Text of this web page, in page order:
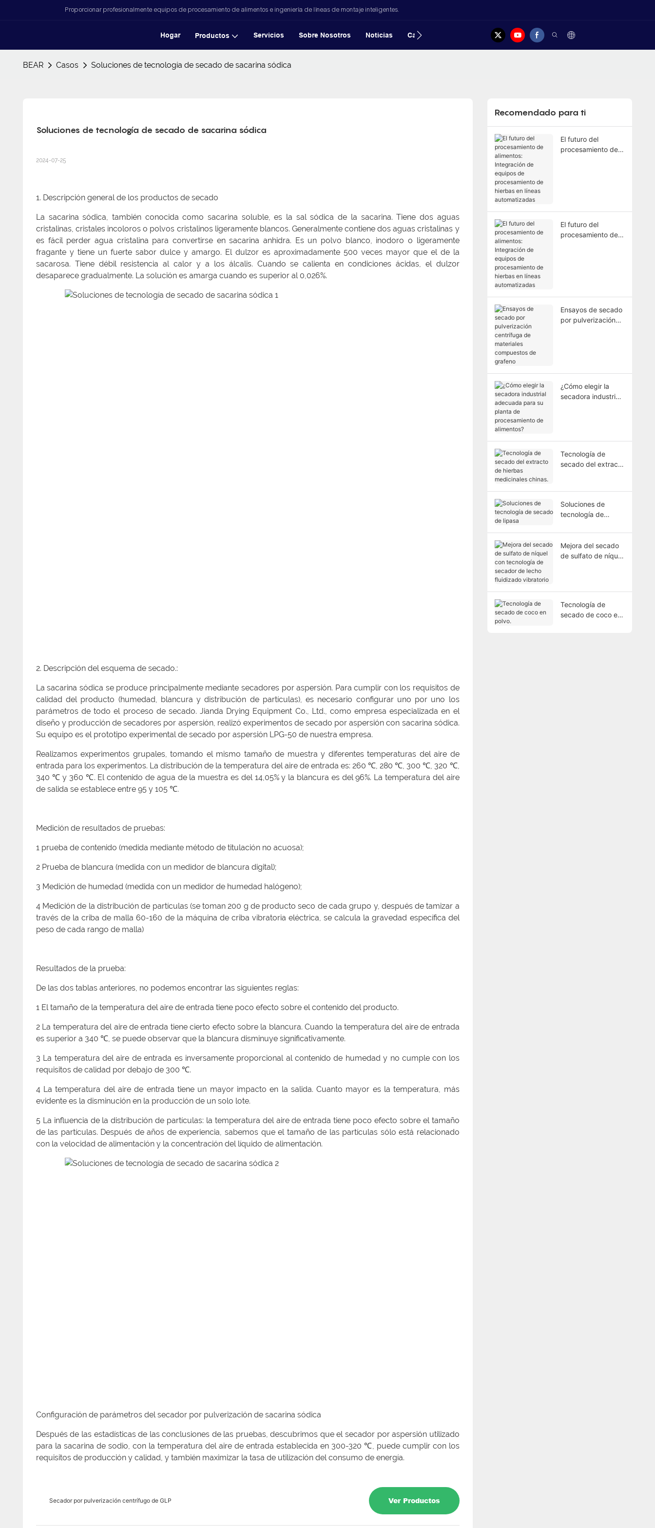
Proporcionar profesionalmente equipos de procesamiento de alimentos e ingeniería de líneas de montaje inteligentes.
Hogar Productos Servicios Sobre Nosotros Noticias Casos
BEAR Casos Soluciones de tecnología de secado de sacarina sódica
Soluciones de tecnología de secado de sacarina sódica
2024-07-25
1. Descripción general de los productos de secado
La sacarina sódica, también conocida como sacarina soluble, es la sal sódica de la sacarina. Tiene dos aguas
cristalinas, cristales incoloros o polvos cristalinos ligeramente blancos. Generalmente contiene dos aguas cristalinas y
es fácil perder agua cristalina para convertirse en sacarina anhidra. Es un polvo blanco, inodoro o ligeramente
fragante y tiene un fuerte sabor dulce y amargo. El dulzor es aproximadamente 500 veces mayor que el de la
sacarosa. Tiene débil resistencia al calor y a los álcalis. Cuando se calienta en condiciones ácidas, el dulzor
desaparece gradualmente. La solución es amarga cuando es superior al 0,026%.
2. Descripción del esquema de secado.:
La sacarina sódica se produce principalmente mediante secadores por aspersión. Para cumplir con los requisitos de
calidad del producto (humedad, blancura y distribución de partículas), es necesario configurar uno por uno los
parámetros de todo el proceso de secado. Jianda Drying Equipment Co., Ltd., como empresa especializada en el
diseño y producción de secadores por aspersión, realizó experimentos de secado por aspersión con sacarina sódica.
Su equipo es el prototipo experimental de secado por aspersión LPG-50 de nuestra empresa.
Realizamos experimentos grupales, tomando el mismo tamaño de muestra y diferentes temperaturas del aire de
entrada para los experimentos. La distribución de la temperatura del aire de entrada es: 260 ℃, 280 ℃, 300 ℃, 320 ℃,
340 ℃ y 360 ℃. El contenido de agua de la muestra es del 14,05% y la blancura es del 96%. La temperatura del aire
de salida se establece entre 95 y 105 ℃.
Medición de resultados de pruebas:
1 prueba de contenido (medida mediante método de titulación no acuosa);
2 Prueba de blancura (medida con un medidor de blancura digital);
3 Medición de humedad (medida con un medidor de humedad halógeno);
4 Medición de la distribución de partículas (se toman 200 g de producto seco de cada grupo y, después de tamizar a
través de la criba de malla 60-160 de la máquina de criba vibratoria eléctrica, se calcula la gravedad específica del
peso de cada rango de malla)
Resultados de la prueba:
De las dos tablas anteriores, no podemos encontrar las siguientes reglas:
1 El tamaño de la temperatura del aire de entrada tiene poco efecto sobre el contenido del producto.
2 La temperatura del aire de entrada tiene cierto efecto sobre la blancura. Cuando la temperatura del aire de entrada
es superior a 340 ℃, se puede observar que la blancura disminuye significativamente.
3 La temperatura del aire de entrada es inversamente proporcional al contenido de humedad y no cumple con los
requisitos de calidad por debajo de 300 ℃.
4 La temperatura del aire de entrada tiene un mayor impacto en la salida. Cuanto mayor es la temperatura, más
evidente es la disminución en la producción de un solo lote.
5 La influencia de la distribución de partículas: la temperatura del aire de entrada tiene poco efecto sobre el tamaño
de las partículas. Después de años de experiencia, sabemos que el tamaño de las partículas sólo está relacionado
con la velocidad de alimentación y la concentración del líquido de alimentación.
Configuración de parámetros del secador por pulverización de sacarina sódica
Después de las estadísticas de las conclusiones de las pruebas, descubrimos que el secador por aspersión utilizado
para la sacarina de sodio, con la temperatura del aire de entrada establecida en 300-320 ℃, puede cumplir con los
requisitos de producción y calidad, y también maximizar la tasa de utilización del consumo de energía.
Secador por pulverización centrífugo de GLP Ver Productos
Recomendado para ti
El futuro del
procesamiento de
automatizadas
El futuro del
procesamiento de
automatizadas
Ensayos de secado
por pulverización
¿Cómo elegir la
secadora industrial
Tecnología de
secado del extracto
Soluciones de
tecnología de
Mejora del secado
de sulfato de níquel
Tecnología de
secado de coco en